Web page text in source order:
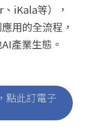
iKala等），
用的全流程，
產業生態。
點此訂電子